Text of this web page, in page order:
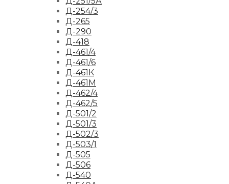
Д-254/3
Д-265
Д-290
Д-418
Д-461/4
Д-461/6
Д-461К
Д-461М
Д-462/4
Д-462/5
Д-501/2
Д-501/3
Д-502/3
Д-503/1
Д-505
Д-506
Д-540